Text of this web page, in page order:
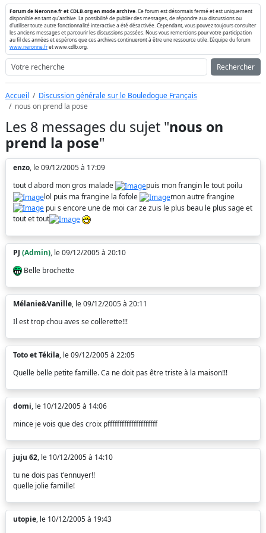
Forum de Neronne.fr et CDLB.org en mode archive . Ce forum est désormais fermé et est uniquement
disponible en tant qu'archive. La possibilité de publier des messages, de répondre aux discussions ou
d'utiliser toute autre fonctionnalité interactive a été désactivée. Cependant, vous pouvez toujours consulter
les anciens messages et parcourir les discussions passées. Nous vous remercions pour votre participation
au fil des années et espérons que ces archives continueront à être une ressource utile. L'équipe du forum
www.neronne.fret www.cdlb.org.
Rechercher
Accueil
Discussion générale sur le Bouledogue Français
nous on prend la pose
Les 8 messages du sujet "nous on
prend la pose"
enzo, le 09/12/2005 à 17:09
tout d abord mon gros malade
puis mon frangin le tout poilu
lol puis ma frangine la fofole
mon autre frangine
pui s encore une de moi car ze zuis le plus beau le plus sage et
tout et tout
PJ (Admin), le 09/12/2005 à 20:10
Belle brochette
Mélanie&Vanille, le 09/12/2005 à 20:11
Il est trop chou aves se collerette!!!
Toto et Tékila, le 09/12/2005 à 22:05
Quelle belle petite famille. Ca ne doit pas être triste à la maison!!!
domi, le 10/12/2005 à 14:06
mince je vois que des croix pfffffffffffffffffffff
juju 62, le 10/12/2005 à 14:10
tu ne dois pas t'ennuyer!!
quelle jolie famille!
utopie, le 10/12/2005 à 19:43